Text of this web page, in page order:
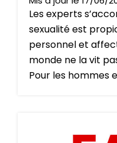
Les experts
sexualité est
personnel et
monde ne la vit
Pour les hommes